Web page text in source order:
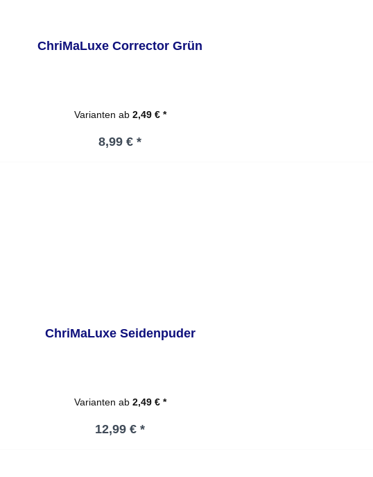
ChriMaLuxe Corrector Grün
Varianten ab2,49 € *
Regulärer Preis:
8,99 € *
ChriMaLuxe Seidenpuder
Varianten ab2,49 € *
Regulärer Preis:
12,99 € *